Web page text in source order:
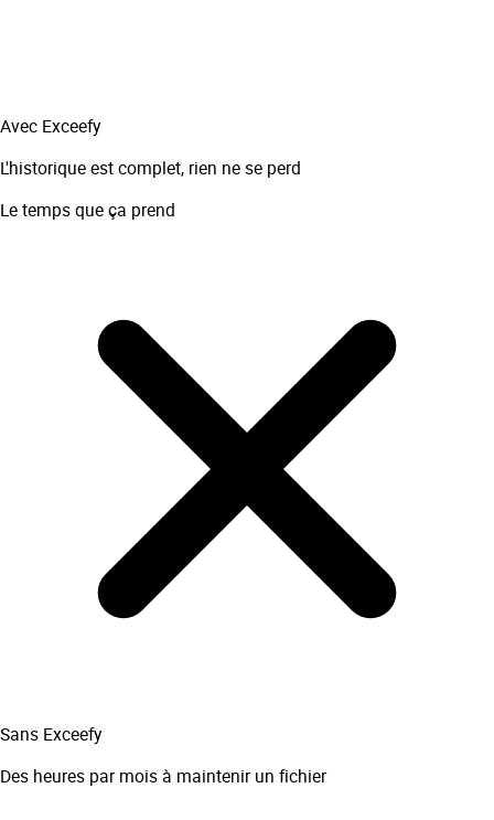
Avec Exceefy
L'historique est complet, rien ne se perd
Le temps que ça prend
Sans Exceefy
Des heures par mois à maintenir un fichier